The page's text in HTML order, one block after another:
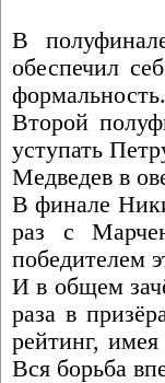
В
обеспечил
Второй
уступать
Медведев в
В финале
раз с
победителем
И в общем
раза в
рейтинг,
Вся борьба